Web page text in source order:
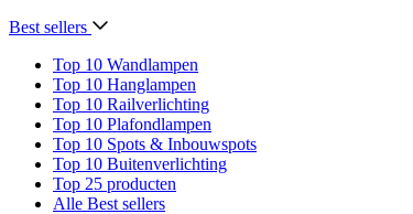
Best sellers
Top 10 Wandlampen
Top 10 Hanglampen
Top 10 Railverlichting
Top 10 Plafondlampen
Top 10 Spots & Inbouwspots
Top 10 Buitenverlichting
Top 25 producten
Alle Best sellers